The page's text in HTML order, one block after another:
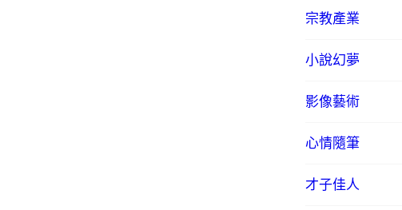
宗教產業
小說幻夢
影像藝術
心情隨筆
才子佳人